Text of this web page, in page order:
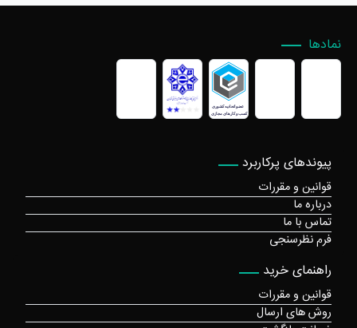
پیوندهای پرکاربرد
قوانین و مقررات
درباره ما
تماس با ما
فرم نظرسنجی
راهنمای خرید
قوانین و مقررات
روش های ارسال
نمادها